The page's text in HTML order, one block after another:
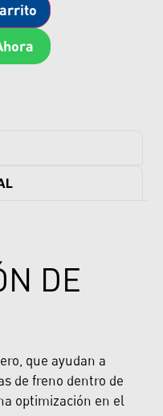
DE
que ayudan a
de freno dentro de
optimización en el